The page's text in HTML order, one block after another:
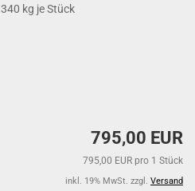
340 kg je Stück
795,00 EUR
795,00 EUR pro 1 Stück
inkl. 19% MwSt. zzgl. Versand